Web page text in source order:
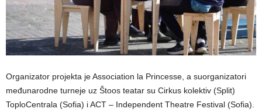
Organizator projekta je Association la Princesse, a suorganizatori
međunarodne turneje uz Štoos teatar su Cirkus kolektiv (Split)
ToploCentrala (Sofia) i ACT – Independent Theatre Festival (Sofia).